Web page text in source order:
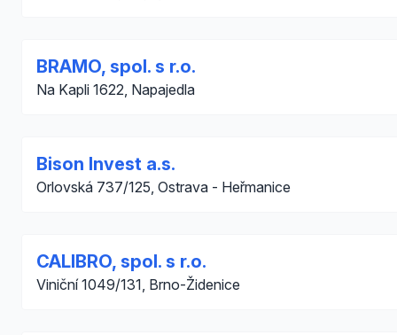
BRAMO, spol. s r.o.
Na Kapli 1622, Napajedla
Bison Invest a.s.
Orlovská 737/125, Ostrava - Heřmanice
CALIBRO, spol. s r.o.
Viniční 1049/131, Brno-Židenice